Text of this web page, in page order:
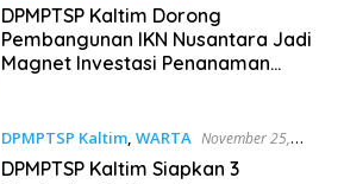
2022
DPMPTSP Kaltim Dorong
Pembangunan IKN Nusantara Jadi
Magnet Investasi Penanaman
DPMPTSP Kaltim, WARTA November 25,
2022
DPMPTSP Kaltim Siapkan 3